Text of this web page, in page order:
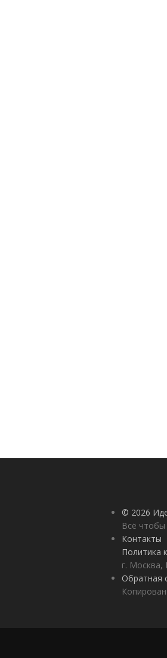
© 2026
Всё чтобы
Контакты
Политика
г. Москва,
Обратная